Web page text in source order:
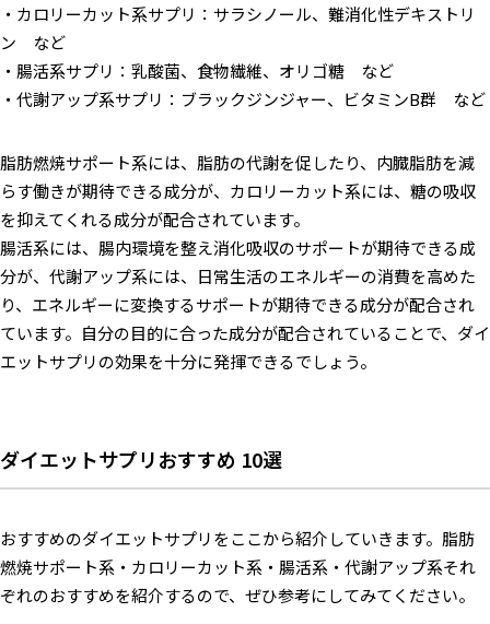
・カロリーカット系サプリ：サラシノール、難消化性デキストリ
ン など
・腸活系サプリ：乳酸菌、食物繊維、オリゴ糖 など
・代謝アップ系サプリ：ブラックジンジャー、ビタミンB群 など
脂肪燃焼サポート系には、脂肪の代謝を促したり、内臓脂肪を減
らす働きが期待できる成分が、カロリーカット系には、糖の吸収
を抑えてくれる成分が配合されています。
腸活系には、腸内環境を整え消化吸収のサポートが期待できる成
分が、代謝アップ系には、日常生活のエネルギーの消費を高めた
り、エネルギーに変換するサポートが期待できる成分が配合され
ています。自分の目的に合った成分が配合されていることで、ダイ
エットサプリの効果を十分に発揮できるでしょう。
ダイエットサプリおすすめ 10選
おすすめのダイエットサプリをここから紹介していきます。脂肪
燃焼サポート系・カロリーカット系・腸活系・代謝アップ系それ
ぞれのおすすめを紹介するので、ぜひ参考にしてみてください。